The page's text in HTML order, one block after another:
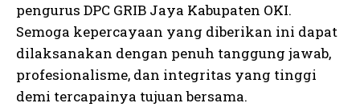
pengurus DPC GRIB Jaya Kabupaten OKI.
Semoga kepercayaan yang diberikan ini dapat
dilaksanakan dengan penuh tanggung jawab,
profesionalisme, dan integritas yang tinggi
demi tercapainya tujuan bersama.